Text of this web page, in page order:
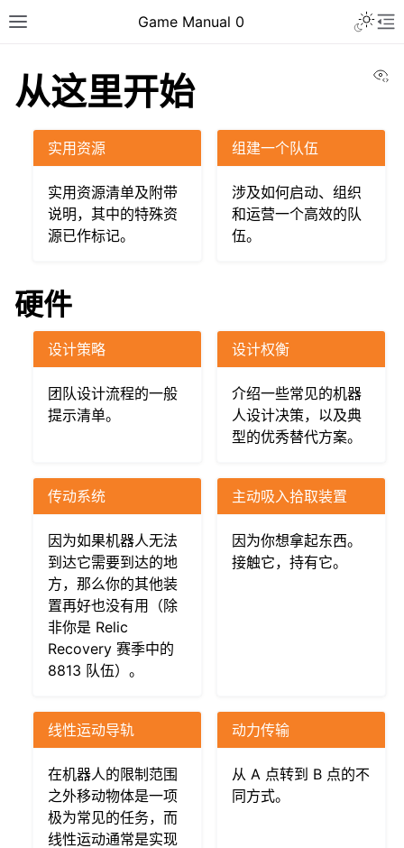
Toggle site navigation sidebar
Game Manual 0
navigation of 设计技巧
navigation of 硬件组件
navigation of 常见机械结构
navigation of 电子和运动部件
navigation of 软件
navigation of 奖项设置
navigation of 附录
navigation of 贡献者指南
从这里开始
实用资源
实用资源清单及附带
说明，其中的特殊资
源已作标记。
组建一个队伍
涉及如何启动、组织
和运营一个高效的队
伍。
硬件
设计策略
团队设计流程的一般
提示清单。
设计权衡
介绍一些常见的机器
人设计决策，以及典
型的优秀替代方案。
传动系统
因为如果机器人无法
到达它需要到达的地
方，那么你的其他装
置再好也没有用（除
非你是 Relic
Recovery 赛季中的
8813 队伍）。
主动吸入拾取装置
因为你想拿起东西。
接触它，持有它。
线性运动导轨
在机器人的限制范围
之外移动物体是一项
极为常见的任务，而
线性运动通常是实现
动力传输
从 A 点转到 B 点的不
同方式。